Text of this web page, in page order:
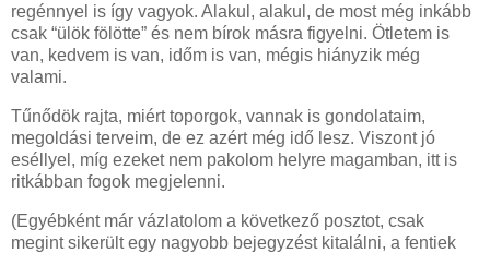
regénnyel is így vagyok. Alakul, alakul, de most még inkább
csak “ülök fölötte” és nem bírok másra figyelni. Ötletem is
van, kedvem is van, időm is van, mégis hiányzik még
valami.
Tűnődök rajta, miért toporgok, vannak is gondolataim,
megoldási terveim, de ez azért még idő lesz. Viszont jó
eséllyel, míg ezeket nem pakolom helyre magamban, itt is
ritkábban fogok megjelenni.
(Egyébként már vázlatolom a következő posztot, csak
megint sikerült egy nagyobb bejegyzést kitalálni, a fentiek